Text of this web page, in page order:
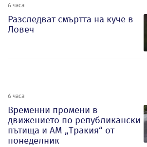
6 часа
Разследват смъртта на куче в
Ловеч
6 часа
Временни промени в
движението по републикански
пътища и АМ „Тракия“ от
понеделник